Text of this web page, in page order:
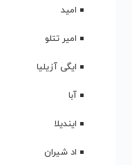
امید
امیر تتلو
ایگی آزیلیا
آبا
ایندیلا
اد شیران